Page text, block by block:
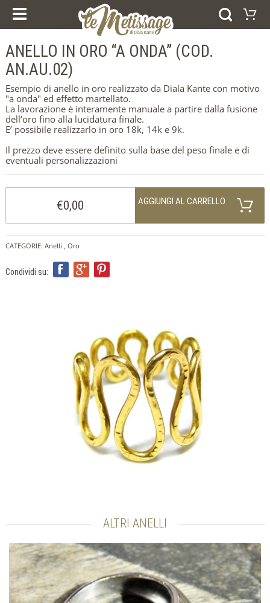
I NOSTRI CORSI
PRODOTTI
ESPERIENZE E CORSI
BUONI REGALO
ANELLI
BRACCIALI
ORECCHINI
PENDENTI
COLLEZIONI
AFRICA
FEDI NUZIALI
ARGENTO
ORO
NEWS
NOTE LEGALI
SELEZIONA LA LINGUA
ITA
Carrello
Visitate il negozio
ANELLO IN ORO “A ONDA” (COD.
AN.AU.02)
Esempio di anello in oro realizzato da Diala Kante con motivo
"a onda" ed effetto martellato.
La lavorazione è interamente manuale a partire dalla fusione
dell’oro fino alla lucidatura finale.
E’ possibile realizzarlo in oro 18k, 14k e 9k.
Il prezzo deve essere definito sulla base del peso finale e di
eventuali personalizzazioni
€0,00 AGGIUNGI AL CARRELLO
CATEGORIE: Anelli , Oro
Condividi su:
ALTRI ANELLI